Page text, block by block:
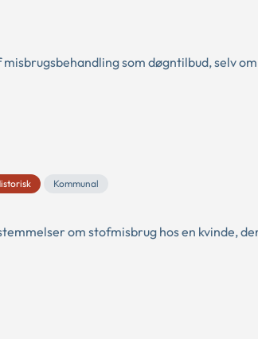
som døgntilbud, selv om
Kommunal
om stofmisbrug hos en kvinde,